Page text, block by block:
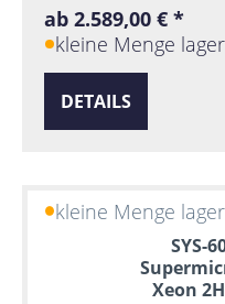
ab 2.589,00 € *
kleine Menge
DETAILS
kleine Menge
SYS-
Xeon